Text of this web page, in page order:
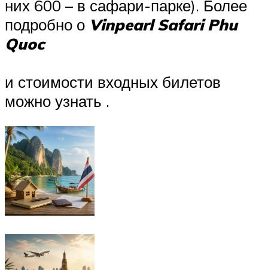
них 600 – в сафари-парке). Более
подробно о Vinpearl Safari Phu
Quoc
и стоимости входных билетов
можно узнать .